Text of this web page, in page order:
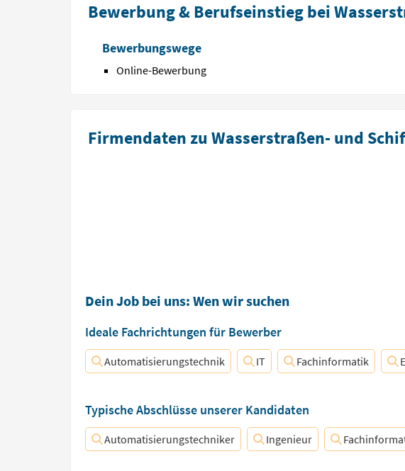
Bewerbung & Berufseinstieg bei
Bewerbungswege
Online-Bewerbung
Firmendaten zu Wasserstraßen- und
Dein Job bei uns: Wen wir suchen
Ideale Fachrichtungen für Bewerber
Automatisierungstechnik IT Fachinformatik
Typische Abschlüsse unserer Kandidaten
Automatisierungstechniker Ingenieur